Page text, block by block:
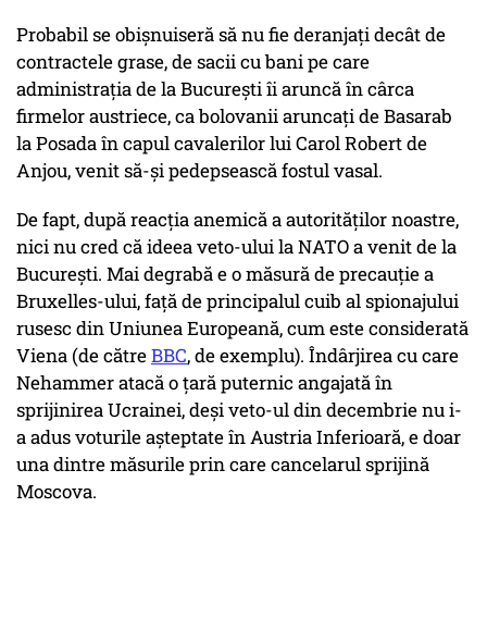
Probabil se obișnuiseră să nu fie deranjați decât de
contractele grase, de sacii cu bani pe care
administrația de la București îi aruncă în cârca
firmelor austriece, ca bolovanii aruncați de Basarab
la Posada în capul cavalerilor lui Carol Robert de
Anjou, venit să-și pedepsească fostul vasal.
De fapt, după reacția anemică a autorităților noastre,
nici nu cred că ideea veto-ului la NATO a venit de la
București. Mai degrabă e o măsură de precauție a
Bruxelles-ului, față de principalul cuib al spionajului
rusesc din Uniunea Europeană, cum este considerată
Viena (de cătreBBC, de exemplu). Îndârjirea cu care
Nehammer atacă o țară puternic angajată în
sprijinirea Ucrainei, deși veto-ul din decembrie nu i-
a adus voturile așteptate în Austria Inferioară, e doar
una dintre măsurile prin care cancelarul sprijină
Moscova.